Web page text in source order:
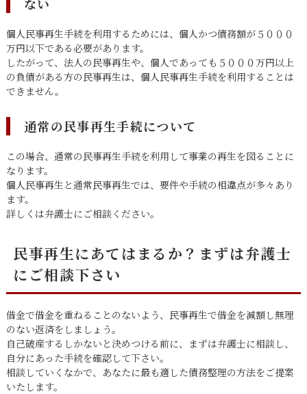
個人民事再生手続を利用するためには、個人かつ債務額が５０００
万円以下である必要があります。
したがって、法人の民事再生や、個人であっても５０００万円以上
の負債がある方の民事再生は、個人民事再生手続を利用することは
できません。
通常の民事再生手続について
この場合、通常の民事再生手続を利用して事業の再生を図ることに
なります。
個人民事再生と通常民事再生では、要件や手続の相違点が多々あり
ます。
詳しくは弁護士にご相談ください。
民事再生にあてはまるか？まずは弁護士
にご相談下さい
借金で借金を重ねることのないよう、民事再生で借金を減額し無理
のない返済をしましょう。
自己破産するしかないと決めつける前に、まずは弁護士に相談し、
自分にあった手続を確認して下さい。
相談していくなかで、あなたに最も適した債務整理の方法をご提案
いたします。